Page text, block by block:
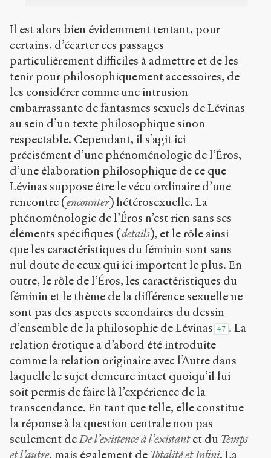
Il est alors bien évidemment tentant, pour
certains, d’écarter ces passages
particulièrement difficiles à admettre et de les
tenir pour philosophiquement accessoires, de
les considérer comme une intrusion
embarrassante de fantasmes sexuels de Lévinas
au sein d’un texte philosophique sinon
respectable. Cependant, il s’agit ici
précisément d’une phénoménologie de l’Éros,
d’une élaboration philosophique de ce que
Lévinas suppose être le vécu ordinaire d’une
rencontre (encounter) hétérosexuelle. La
phénoménologie de l’Éros n’est rien sans ses
éléments spécifiques (details), et le rôle ainsi
que les caractéristiques du féminin sont sans
nul doute de ceux qui ici importent le plus. En
outre, le rôle de l’Éros, les caractéristiques du
féminin et le thème de la différence sexuelle ne
sont pas des aspects secondaires du dessin
d’ensemble de la philosophie de Lévinas 47 . La
relation érotique a d’abord été introduite
comme la relation originaire avec l’Autre dans
laquelle le sujet demeure intact quoiqu’il lui
soit permis de faire là l’expérience de la
transcendance. En tant que telle, elle constitue
la réponse à la question centrale non pas
seulement deDe l’existence à l’existantet du Temps
et l’autre, mais également de Totalité et Infini. La